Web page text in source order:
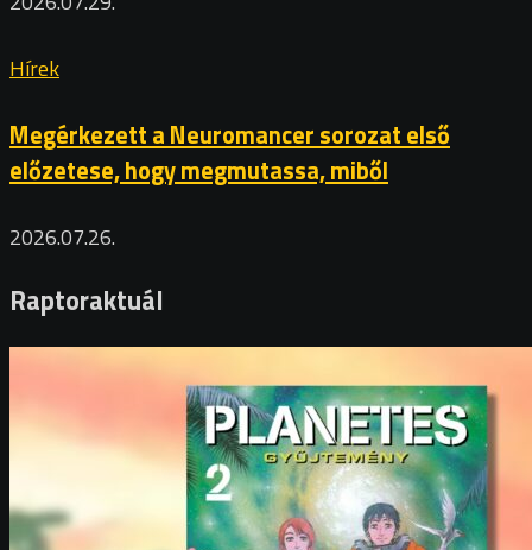
Hírek
Megérkezett a Neuromancer sorozat első
előzetese, hogy megmutassa, miből
2026.07.26.
Raptoraktuál